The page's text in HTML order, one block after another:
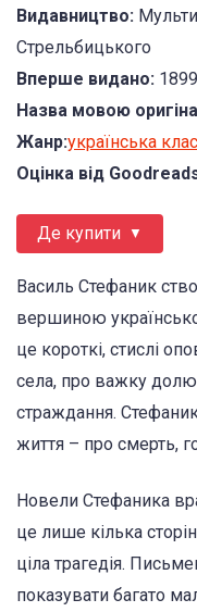
Видавництво:
Стрельбицького
Вперше видано: 1899
Назва мовою
Жанр:українська
Оцінка від
Де купити
Василь Стефаник
вершиною
це короткі, стислі
села, про важку долю
страждання.
життя – про смерть,
Новели Стефаника
це лише кілька
ціла трагедія.
показувати багато